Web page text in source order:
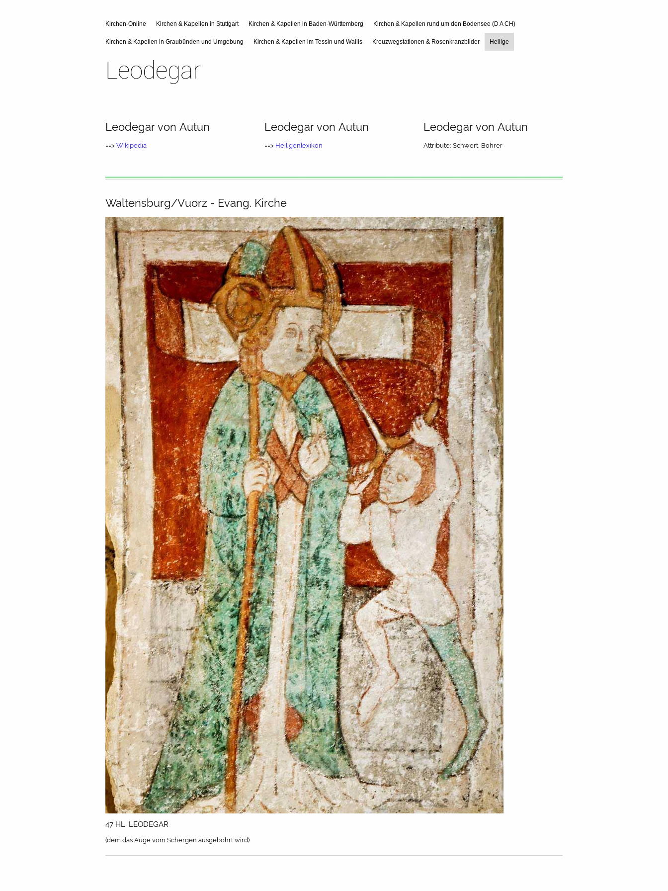
Kirchen-Online Kirchen & Kapellen in Stuttgart Kirchen & Kapellen in Baden-Württemberg Kirchen & Kapellen rund um den Bodensee (D A CH)
Kirchen & Kapellen in Graubünden und Umgebung Kirchen & Kapellen im Tessin und Wallis Kreuzwegstationen & Rosenkranzbilder Heilige
Leodegar
Leodegar von Autun
==> Wikipedia
Leodegar von Autun
==> Heiligenlexikon
Leodegar von Autun
Attribute: Schwert, Bohrer
Waltensburg/Vuorz - Evang. Kirche
47 HL. LEODEGAR
(dem das Auge vom Schergen ausgebohrt wird)